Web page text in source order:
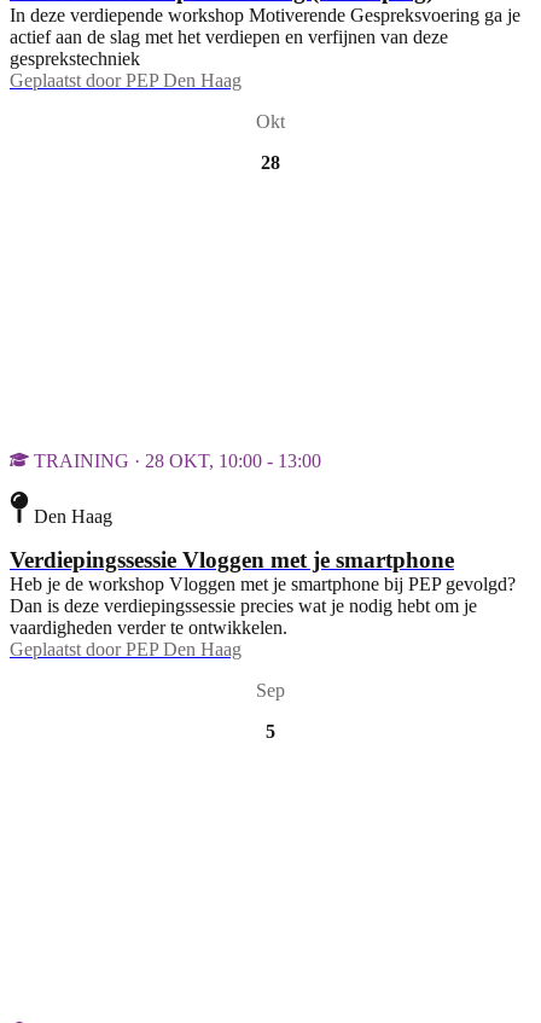
In deze verdiepende workshop Motiverende Gespreksvoering ga je
actief aan de slag met het verdiepen en verfijnen van deze
gesprekstechniek
Geplaatst door PEP Den Haag
Okt
28
TRAINING · 28 OKT, 10:00 - 13:00
Den Haag
Verdiepingssessie Vloggen met je smartphone
Heb je de workshop Vloggen met je smartphone bij PEP gevolgd?
Dan is deze verdiepingssessie precies wat je nodig hebt om je
vaardigheden verder te ontwikkelen.
Geplaatst door PEP Den Haag
Sep
5